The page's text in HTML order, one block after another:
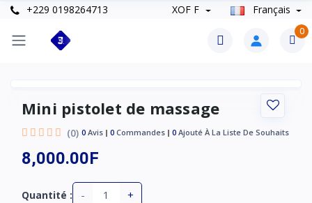
+229 0198264713 XOF F Français
0
Mini pistolet de massage
(0) 0 Avis 0 Commandes 0 Ajouté À La Liste De Souhaits
8,000.00F
Quantité : - +